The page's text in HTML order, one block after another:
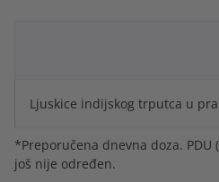
Ljuskice indijskog trputca u
*Preporučena dnevna doza.
još nije određen.